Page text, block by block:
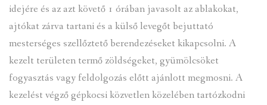
idejére és az azt követő 1 órában javasolt az ablakokat,
ajtókat zárva tartani és a külső levegőt bejuttató
mesterséges szellőztető berendezéseket kikapcsolni. A
kezelt területen termő zöldségeket, gyümölcsöket
fogyasztás vagy feldolgozás előtt ajánlott megmosni. A
kezelést végző gépkocsi közvetlen közelében tartózkodni